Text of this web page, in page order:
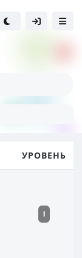
УРОВЕНЬ
I